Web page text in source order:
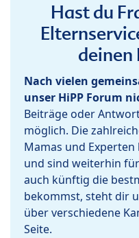
Hast du
deinen
Nach vielen
unser HiPP Forum
Beiträge oder
möglich. Die
Mamas und
und sind weiterhin
auch künftig die
bekommst, steht dir
über verschiedene
Seite.